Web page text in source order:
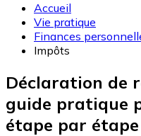
Accueil
Vie pratique
Finances
Impôts
Déclaration de
guide pratique
étape par étape